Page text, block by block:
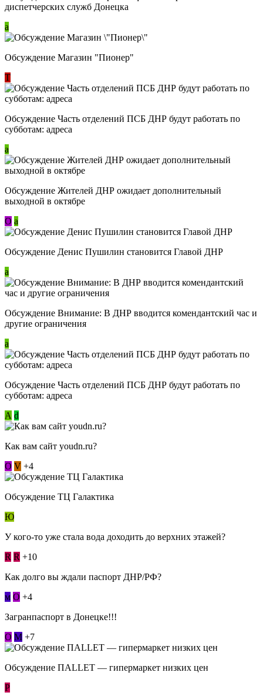
диспетчерских служб Донецка
a
Обсуждение Магазин "Пионер"
Т
Обсуждение Часть отделений ПСБ ДНР будут работать по
субботам: адреса
a
Обсуждение Жителей ДНР ожидает дополнительный
выходной в октябре
О a
Обсуждение Денис Пушилин становится Главой ДНР
a
Обсуждение Внимание: В ДНР вводится комендантский час и
другие ограничения
a
Обсуждение Часть отделений ПСБ ДНР будут работать по
субботам: адреса
А d
Как вам сайт youdn.ru?
О V +4
Обсуждение ТЦ Галактика
Ю
У кого-то уже стала вода доходить до верхних этажей?
R R +10
Как долго вы ждали паспорт ДНР/РФ?
м О +4
Загранпаспорт в Донецке!!!
О М +7
Обсуждение ПАLLЕТ — гипермаркет низких цен
Р